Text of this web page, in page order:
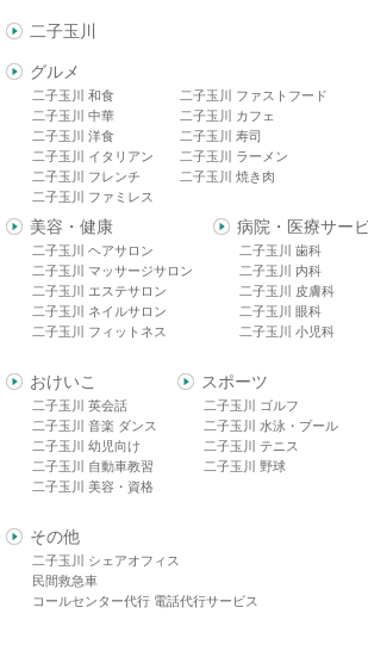
二子玉川
グルメ
二子玉川 和食
二子玉川 中華
二子玉川 洋食
二子玉川 イタリアン
二子玉川 フレンチ
二子玉川 ファミレス
二子玉川 ファストフード
二子玉川 カフェ
二子玉川 寿司
二子玉川 ラーメン
二子玉川 焼き肉
美容・健康
二子玉川 ヘアサロン
二子玉川 マッサージサロン
二子玉川 エステサロン
二子玉川 ネイルサロン
二子玉川 フィットネス
病院・医療サー
二子玉川 歯科
二子玉川 内科
二子玉川 皮膚科
二子玉川 眼科
二子玉川 小児科
おけいこ
二子玉川 英会話
二子玉川 音楽 ダンス
二子玉川 幼児向け
二子玉川 自動車教習
二子玉川 美容・資格
スポーツ
二子玉川 ゴルフ
二子玉川 水泳・プール
二子玉川 テニス
二子玉川 野球
その他
二子玉川 シェアオフィス
民間救急車
コールセンター代行 電話代行サービス